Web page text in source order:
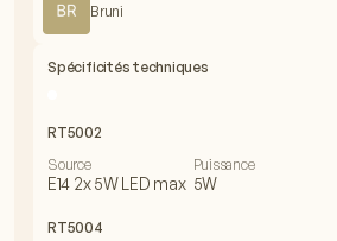
Bruni
Spécificités techniques
RT5002
Source
E14 2x 5W LED max
Puissance
5W
RT5004